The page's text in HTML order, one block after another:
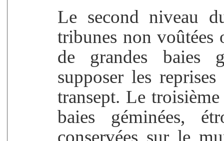
Le second niveau
tribunes non voûtées
de grandes baies
supposer les
transept. Le
baies géminées,
conservées sur le